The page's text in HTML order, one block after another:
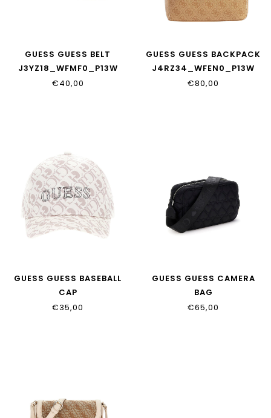
GUESS GUESS BELT
J3YZ18_WFMF0_P13W
€40,00
GUESS GUESS BACKPACK
J4RZ34_WFEN0_P13W
€80,00
GUESS GUESS BASEBALL
CAP
J4YZ00_WO08O_P0FK
€35,00
GUESS GUESS CAMERA
BAG
J4YZ23_WGCT0_JBLK
€65,00